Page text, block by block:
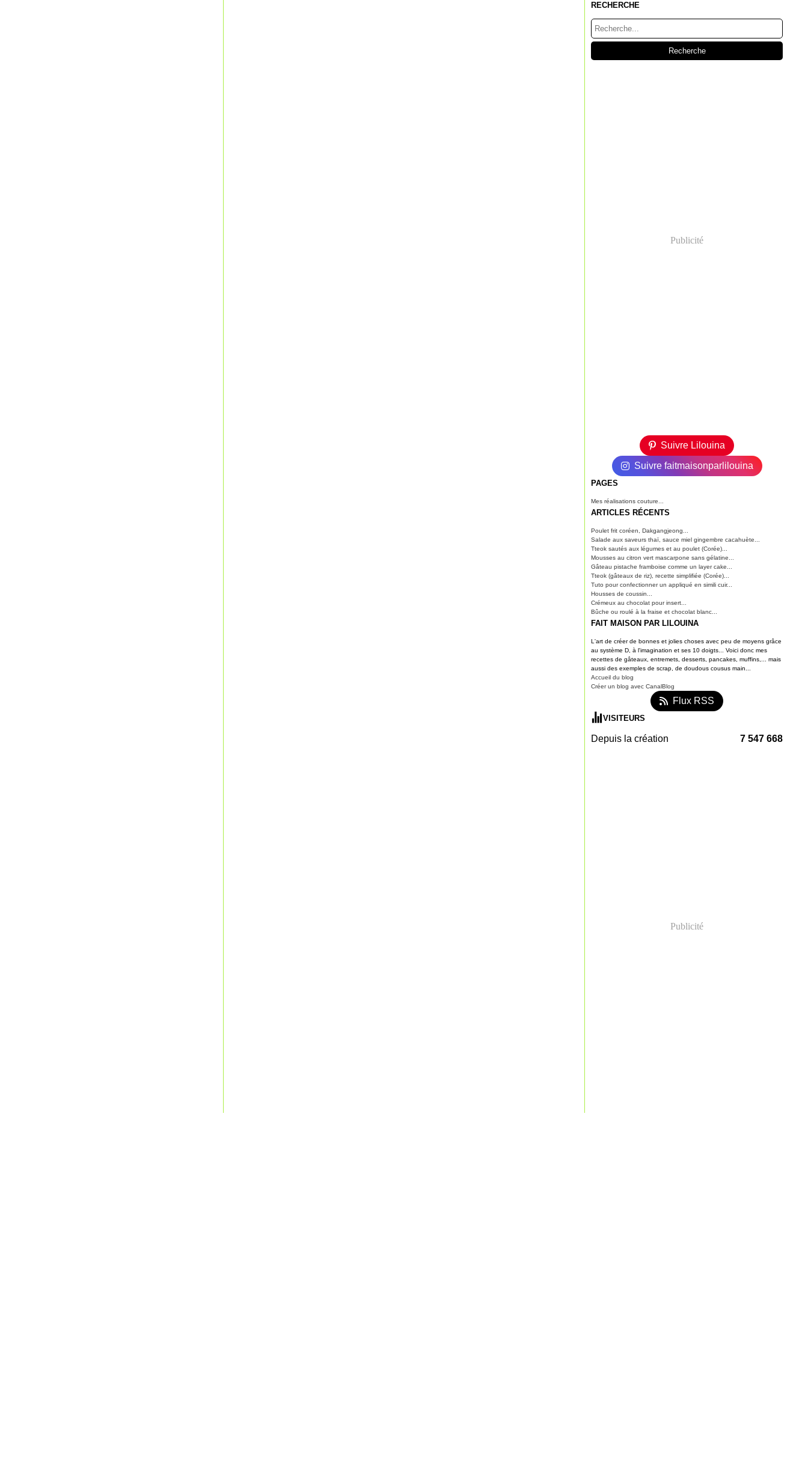
RECHERCHE
Publicité
Suivre Lilouina
Suivre faitmaisonparlilouina
PAGES
Mes réalisations couture...
ARTICLES RÉCENTS
Poulet frit coréen, Dakgangjeong...
Salade aux saveurs thaï, sauce miel gingembre cacahuète...
Tteok sautés aux légumes et au poulet (Corée)...
Mousses au citron vert mascarpone sans gélatine...
Gâteau pistache framboise comme un layer cake...
Tteok (gâteaux de riz), recette simplifiée (Corée)...
Tuto pour confectionner un appliqué en simili cuir...
Housses de coussin...
Crémeux au chocolat pour insert...
Bûche ou roulé à la fraise et chocolat blanc...
FAIT MAISON PAR LILOUINA
L'art de créer de bonnes et jolies choses avec peu de moyens grâce
au système D, à l'imagination et ses 10 doigts... Voici donc mes
recettes de gâteaux, entremets, desserts, pancakes, muffins,... mais
aussi des exemples de scrap, de doudous cousus main...
Accueil du blog
Créer un blog avec CanalBlog
Flux RSS
VISITEURS
Depuis la création 7 547 668
Publicité